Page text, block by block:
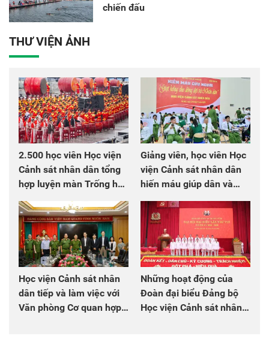
chiến đấu
THƯ VIỆN ẢNH
2.500 học viên Học viện
Cảnh sát nhân dân tổng
hợp luyện màn Trống hội
chào mừng Đại hội Đảng
Giảng viên, học viên Học
viện Cảnh sát nhân dân
hiến máu giúp dân và
đồng đội
Học viện Cảnh sát nhân
dân tiếp và làm việc với
Văn phòng Cơ quan hợp
Những hoạt động của
Đoàn đại biểu Đảng bộ
Học viện Cảnh sát nhân